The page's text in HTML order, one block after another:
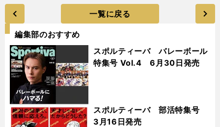
一覧に戻る
編集部のおすすめ
スポルティーバ バレーボール
特集号 Vol.4 6月30日発売
スポルティーバ 部活特集号
3月16日発売